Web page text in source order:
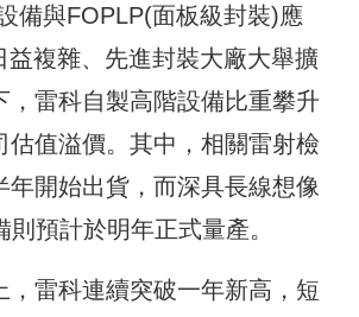
備與FOPLP(面板級封裝)應
益複雜、先進封裝大廠大舉擴
，雷科自製高階設備比重攀升
估值溢價。其中，相關雷射檢
年開始出貨，而深具長線想像
預計於明年正式量產。
，雷科連續突破一年新高，短